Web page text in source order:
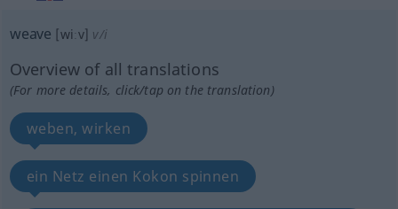
weave [wiːv] v/i
Overview of all translations
(For more details, click/tap on the translation)
weben, wirken
ein Netz einen Kokon spinnen